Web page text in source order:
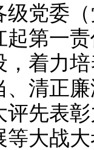
级党委
第一
，着力
清正
评先表
大战